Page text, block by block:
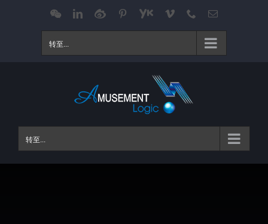
WeChatLinkedIn
Weibo Pinterest
Youku Vimeo Phone电
转至...
转至...